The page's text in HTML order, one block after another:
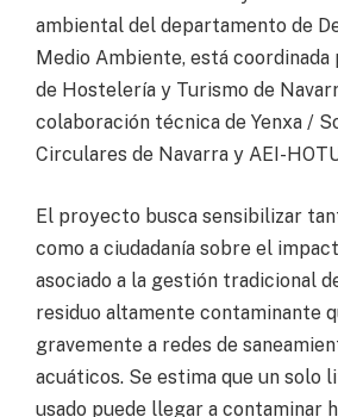
ambiental del departamento de
Medio Ambiente, está coordinada
de Hostelería y Turismo de
colaboración técnica de Yenxa /
Circulares de Navarra y AEI-
El proyecto busca sensibilizar
como a ciudadanía sobre el
asociado a la gestión tradicional
residuo altamente contaminante
gravemente a redes de
acuáticos. Se estima que un solo
usado puede llegar a contaminar